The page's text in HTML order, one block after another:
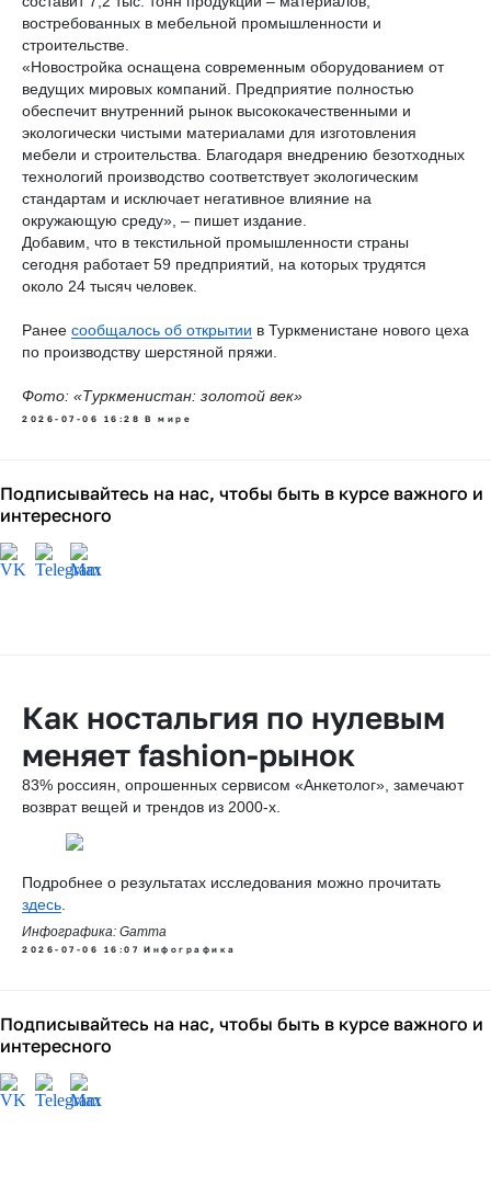
востребованных в мебельной промышленности и
строительстве.
«Новостройка оснащена современным оборудованием от
ведущих мировых компаний. Предприятие полностью
обеспечит внутренний рынок высококачественными и
экологически чистыми материалами для изготовления
мебели и строительства. Благодаря внедрению безотходных
технологий производство соответствует экологическим
стандартам и исключает негативное влияние на
окружающую среду», – пишет издание.
Добавим, что в текстильной промышленности страны
сегодня работает 59 предприятий, на которых трудятся
около 24 тысяч человек.
Ранее сообщалось об открытии в Туркменистане нового цеха
по производству шерстяной пряжи.
Фото: «Туркменистан: золотой век»
2026-07-06 16:28 В мире
Подписывайтесь на нас, чтобы быть в курсе важного и
интересного
Как ностальгия по нулевым
меняет fashion-рынок
83% россиян, опрошенных сервисом «Анкетолог», замечают
возврат вещей и трендов из 2000-х.
Подробнее о результатах исследования можно прочитать
здесь
Инфографика: Gamma
2026-07-06 16:07 Инфографика
Подписывайтесь на нас, чтобы быть в курсе важного и
интересного